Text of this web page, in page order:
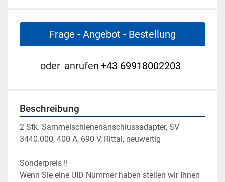
Frage - Angebot - Bestellung
oder anrufen +43 69918002203
Beschreibung
2 Stk. Sammelschienenanschlussadapter, SV
3440.000, 400 A, 690 V, Rittal, neuwertig
Sonderpreis !!
Wenn Sie eine UID Nummer haben stellen wir Ihnen